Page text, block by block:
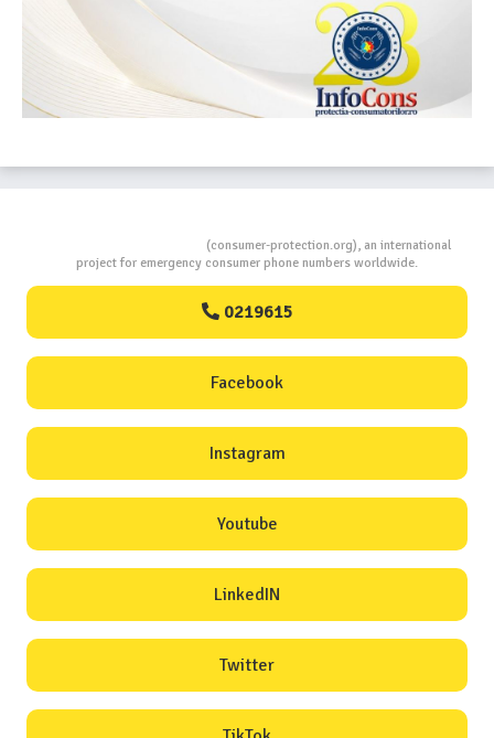
(consumer-protection.org), an international
project for emergency consumer phone numbers worldwide.
0219615
Facebook
Instagram
Youtube
LinkedIN
Twitter